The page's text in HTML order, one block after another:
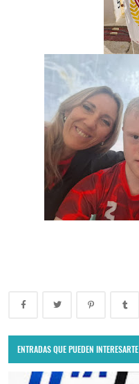
ENTRADAS QUE PUEDEN INTERESARTE